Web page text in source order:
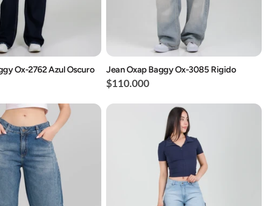
Ox-2762 Azul Oscuro Jean Oxap Baggy Ox-3085 Rigido
$110.000